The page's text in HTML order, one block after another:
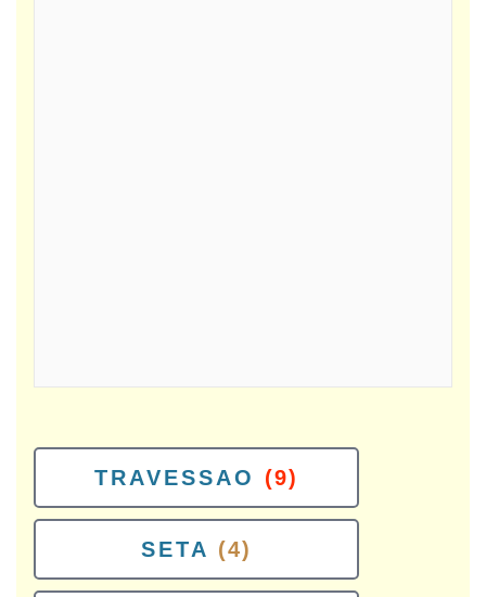
TRAVESSAO (9)
SETA (4)